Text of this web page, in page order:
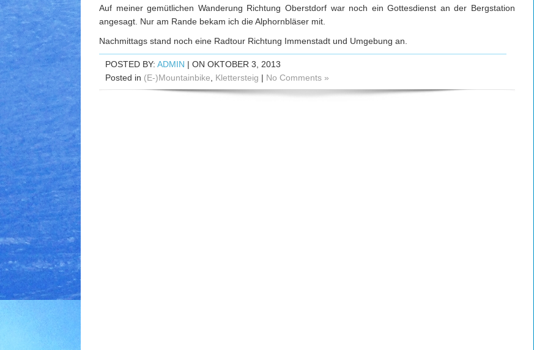
Auf meiner gemütlichen Wanderung Richtung Oberstdorf war noch ein Gottesdienst an der Bergstation
angesagt. Nur am Rande bekam ich die Alphornbläser mit.
Nachmittags stand noch eine Radtour Richtung Immenstadt und Umgebung an.
POSTED BY: ADMIN | ON OKTOBER 3, 2013
Posted in (E-)Mountainbike Klettersteig | No Comments »